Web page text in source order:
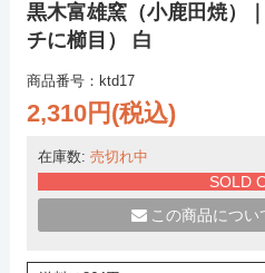
黒木富雄窯（小鹿田焼）
チに櫛目） 白
商品番号：ktd17
2,310円(税込)
在庫数: 売切れ中
SOLD
この商品につ